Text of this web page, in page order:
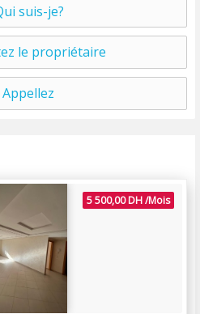
suis-je?
le propriétaire
Appellez
5 500,00 DH /Mois